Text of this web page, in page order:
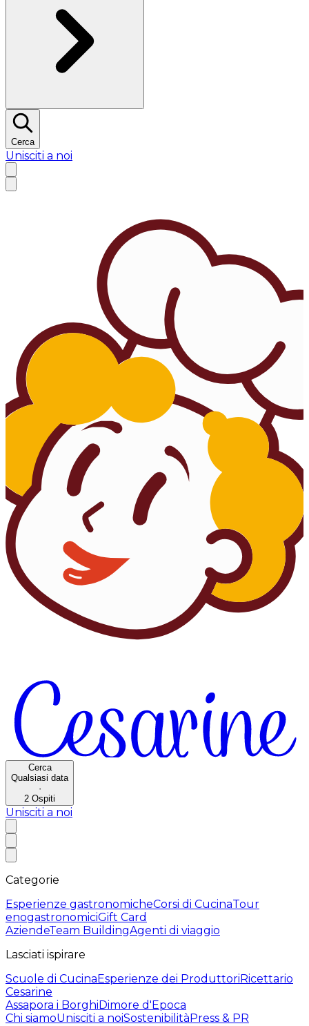
Cerca
Unisciti a noi
Cerca
Qualsiasi data
·
2 Ospiti
Unisciti a noi
Categorie
Esperienze gastronomicheCorsi di CucinaTour
enogastronomiciGift Card
AziendeTeam BuildingAgenti di viaggio
Lasciati ispirare
Scuole di CucinaEsperienze dei ProduttoriRicettario
Cesarine
Assapora i BorghiDimore d'Epoca
Chi siamoUnisciti a noiSostenibilitàPress & PR